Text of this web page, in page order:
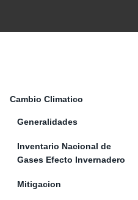
Cambio Climatico
Generalidades
Inventario Nacional de
Gases Efecto Invernadero
Mitigacion